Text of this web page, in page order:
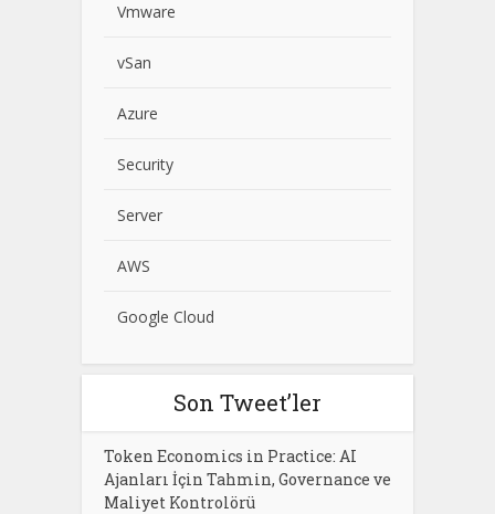
Vmware
vSan
Azure
Security
Server
AWS
Google Cloud
Son Tweet’ler
Token Economics in Practice: AI
Ajanları İçin Tahmin, Governance ve
Maliyet Kontrolörü